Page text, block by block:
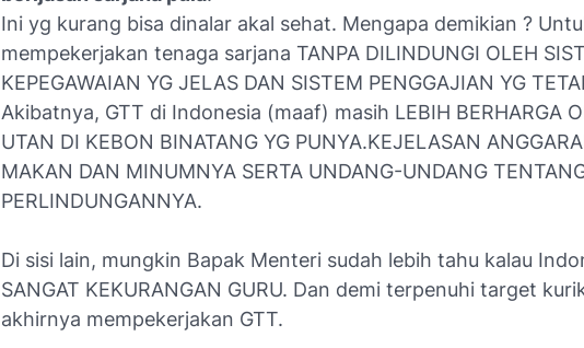
Ini yg kurang bisa dinalar akal sehat. Mengapa demikian ?
mempekerjakan tenaga sarjana TANPA DILINDUNGI OLEH
KEPEGAWAIAN YG JELAS DAN SISTEM PENGGAJIAN YG
Akibatnya, GTT di Indonesia (maaf) masih LEBIH BERHARGA
UTAN DI KEBON BINATANG YG PUNYA.KEJELASAN
MAKAN DAN MINUMNYA SERTA UNDANG-UNDANG
PERLINDUNGANNYA.
Di sisi lain, mungkin Bapak Menteri sudah lebih tahu kalau
SANGAT KEKURANGAN GURU. Dan demi terpenuhi target
akhirnya mempekerjakan GTT.